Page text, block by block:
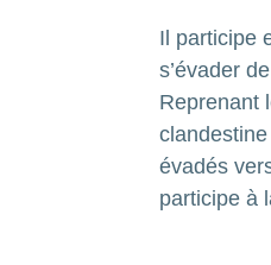
Il participe
s’évader
Reprenant
évadés
participe à